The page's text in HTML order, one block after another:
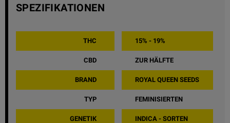
SPEZIFIKATIONEN
THC 15% - 19%
CBD ZUR HÄLFTE
BRAND ROYAL QUEEN SEEDS
TYP FEMINISIERTEN
GENETIK INDICA - SORTEN